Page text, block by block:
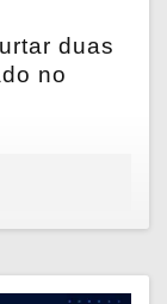
duas
no